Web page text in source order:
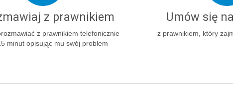
z prawnikiem
z prawnikiem telefonicznie
minut opisując mu swój problem
Umów się
z prawnikiem, który